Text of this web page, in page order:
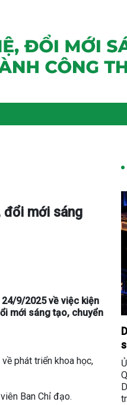
đổi mới sáng
9/2025 về việc kiện
mới sáng tạo, chuyển
phát triển khoa học,
Ban Chỉ đạo.